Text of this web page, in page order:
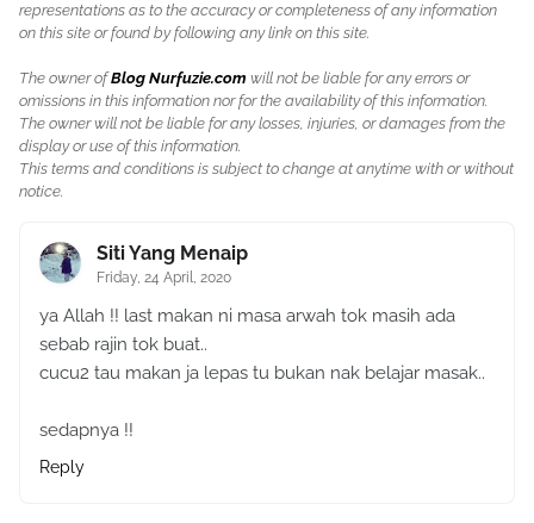
representations as to the accuracy or completeness of any information
on this site or found by following any link on this site.
The owner ofBlog Nurfuzie.com will not be liable for any errors or
omissions in this information nor for the availability of this information.
The owner will not be liable for any losses, injuries, or damages from the
display or use of this information.
This terms and conditions is subject to change at anytime with or without
notice.
Siti Yang Menaip
Friday, 24 April, 2020
ya Allah !! last makan ni masa arwah tok masih ada
sebab rajin tok buat..
cucu2 tau makan ja lepas tu bukan nak belajar masak..
sedapnya !!
Reply